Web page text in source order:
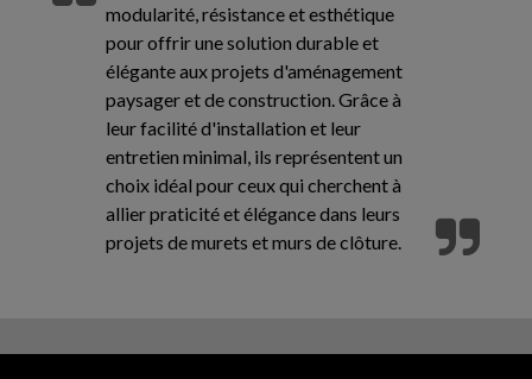
modularité, résistance et esthétique
pour offrir une solution durable et
élégante aux projets d'aménagement
paysager et de construction. Grâce à
leur facilité d'installation et leur
entretien minimal, ils représentent un
choix idéal pour ceux qui cherchent à
allier praticité et élégance dans leurs
projets de murets et murs de clôture.